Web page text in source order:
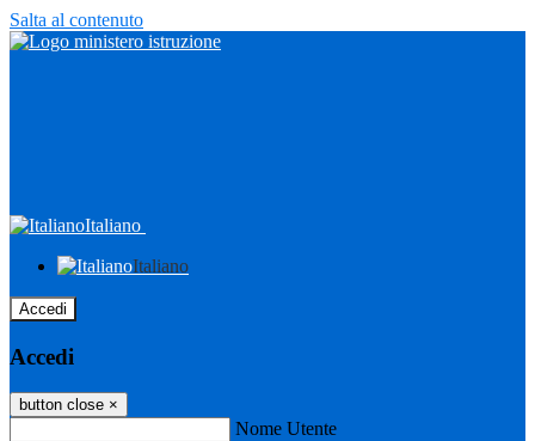
Salta al contenuto
Italiano
Italiano
Accedi
Accedi
button close ×
Nome Utente